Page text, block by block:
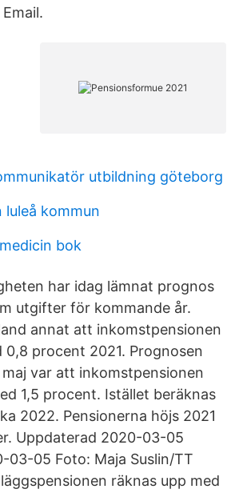
utbildning göteborg
luleå kommun
bok
har idag lämnat prognos
utgifter för kommande år.
annat att inkomstpensionen
0,8 procent 2021. Prognosen
var att inkomstpensionen
1,5 procent. Istället beräknas
2022. Pensionerna höjs 2021
Uppdaterad 2020-03-05
03-05 Foto: Maja Suslin/TT
räknas upp med